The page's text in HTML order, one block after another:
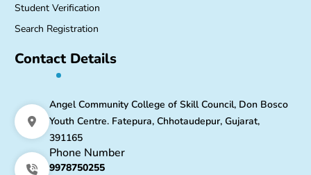
Student Verification
Search Registration
Contact Details
Angel Community College of Skill Council, Don Bosco
Youth Centre. Fatepura, Chhotaudepur, Gujarat,
391165
Phone Number
9978750255